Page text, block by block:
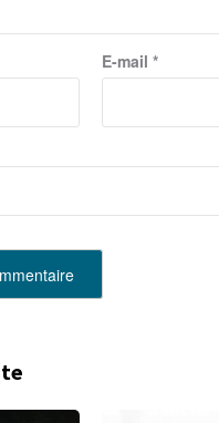
E-mail *